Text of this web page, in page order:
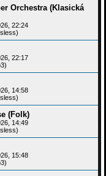
Orchestra (Klasická
22:24
22:17
14:58
(Folk)
14:49
15:48